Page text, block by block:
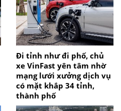
Đi tỉnh như đi phố, chủ
xe VinFast yên tâm nhờ
mạng lưới xưởng dịch vụ
có mặt khắp 34 tỉnh,
thành phố